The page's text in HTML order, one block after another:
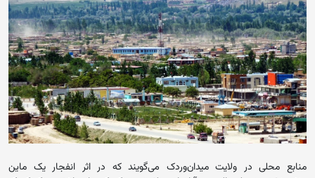
منابع محلی در ولایت میدان‌وردک می‌گویند که در اثر انفجار یک ماین